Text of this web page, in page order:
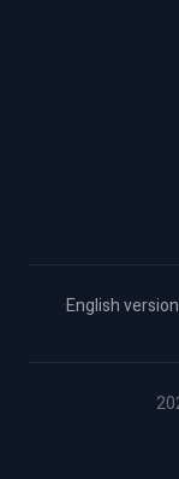
English version
·